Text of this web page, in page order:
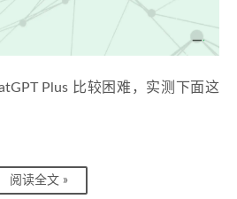
Plus 比较困难，实测下面这
阅读全文 »